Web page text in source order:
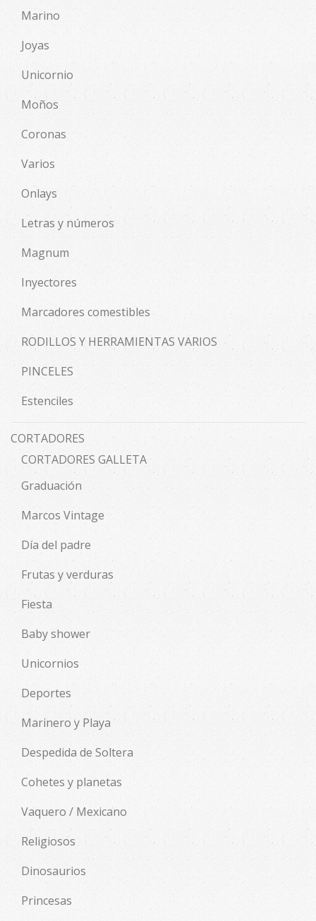
Marino
Joyas
Unicornio
Moños
Coronas
Varios
Onlays
Letras y números
Magnum
Inyectores
Marcadores comestibles
RODILLOS Y HERRAMIENTAS VARIOS
PINCELES
Estenciles
CORTADORES
CORTADORES GALLETA
Graduación
Marcos Vintage
Día del padre
Frutas y verduras
Fiesta
Baby shower
Unicornios
Deportes
Marinero y Playa
Despedida de Soltera
Cohetes y planetas
Vaquero / Mexicano
Religiosos
Dinosaurios
Princesas